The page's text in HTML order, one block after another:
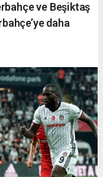
ve Beşiktaş
daha